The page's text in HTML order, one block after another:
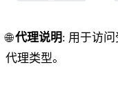
🌐代理说明: 用于访
代理类型。